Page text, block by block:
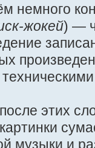
немного
жокей) —
этих
музыки и